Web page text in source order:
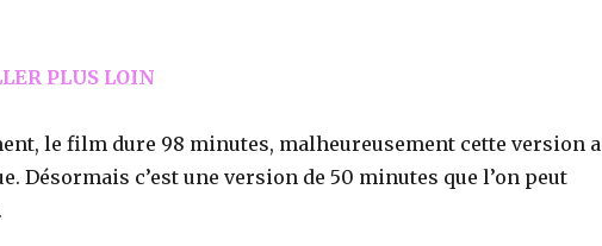
PLUS LOIN
le film dure 98 minutes, malheureusement cette version a
Désormais c’est une version de 50 minutes que l’on peut